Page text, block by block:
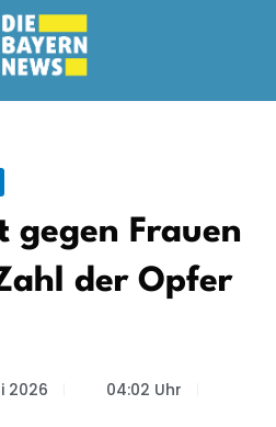
gegen Frauen
der Opfer
2026 04:02 Uhr